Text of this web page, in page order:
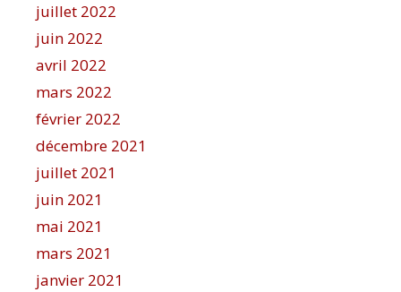
juillet 2022
juin 2022
avril 2022
mars 2022
février 2022
décembre 2021
juillet 2021
juin 2021
mai 2021
mars 2021
janvier 2021